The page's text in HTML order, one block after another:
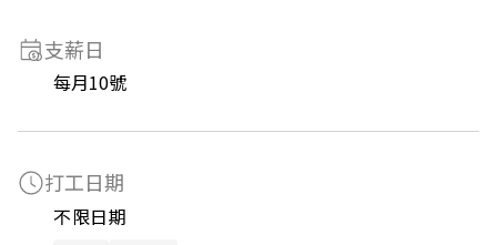
支薪日
每月10號
打工日期
不限日期